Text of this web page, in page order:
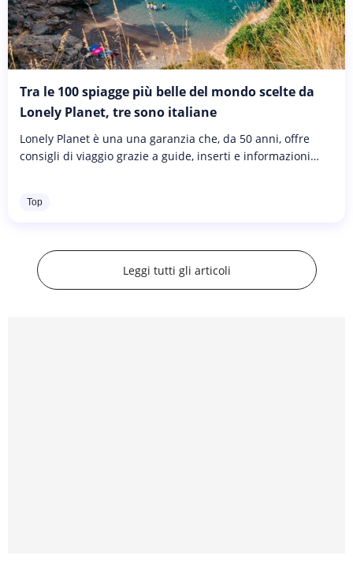
Tra le 100 spiagge più belle del mondo scelte da
Lonely Planet, tre sono italiane
Lonely Planet è una una garanzia che, da 50 anni, offre
consigli di viaggio grazie a guide, inserti e informazioni
Top
Leggi tutti gli articoli